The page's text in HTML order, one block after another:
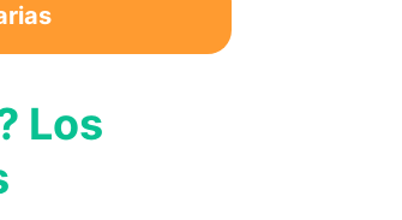
Los